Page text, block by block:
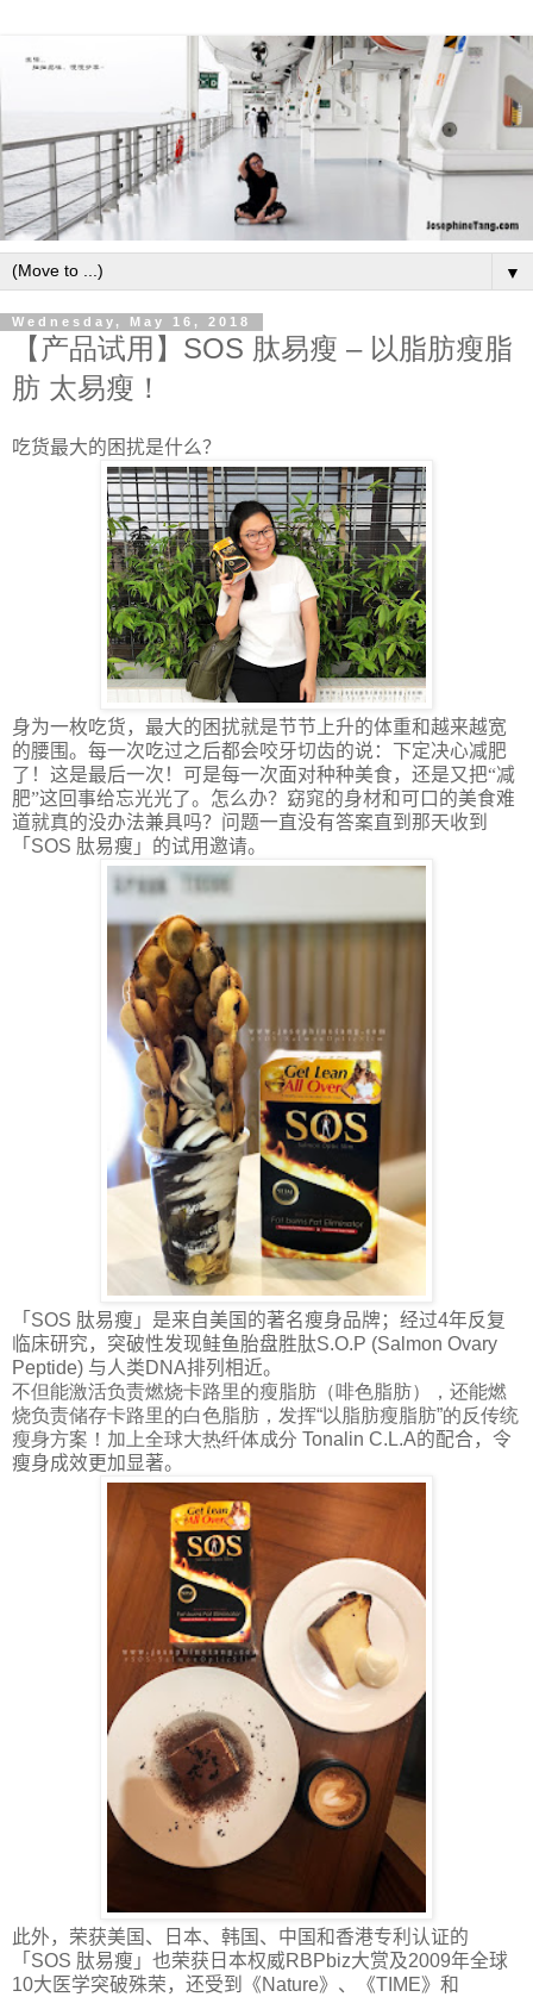
▼
Wednesday, May 16, 2018
【产品试用】SOS 肽易瘦 – 以脂肪瘦脂
肪 太易瘦！
吃货最大的困扰是什么？
身为一枚吃货，最大的困扰就是节节上升的体重和越来越宽
的腰围。每一次吃过之后都会咬牙切齿的说：下定决心减肥
了！这是最后一次！可是每一次面对种种美食，还是又把“减
肥”这回事给忘光光了。怎么办？窈窕的身材和可口的美食难
道就真的没办法兼具吗？问题一直没有答案直到那天收到
「 SOS 肽易瘦」的试用邀请。
「 SOS 肽易瘦」是来自美国的著名瘦身品牌；经过4年反复
临床研究，突破性发现鲑鱼胎盘胜肽S.O.P (Salmon Ovary
Peptide) 与人类DNA排列相近。
不但能激活负责燃烧卡路里的瘦脂肪（啡色脂肪），还能燃
烧负责储存卡路里的白色脂肪，发挥“以脂肪瘦脂肪”的反传统
瘦身方案！加上全球大热纤体成分 Tonalin C.L.A的配合，令
瘦身成效更加显著。
此外，荣获美国、日本、韩国、中国和香港专利认证的
「 SOS 肽易瘦」也荣获日本权威RBPbiz大赏及2009年全球
10大医学突破殊荣，还受到《Nature》、《TIME》和